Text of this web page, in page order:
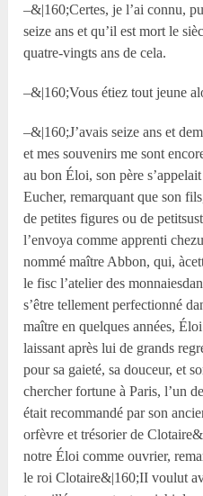
–&|160;Certes, je l’ai connu,
seize ans et qu’il est mort le
quatre-vingts ans de cela.
–&|160;Vous étiez tout jeune
–&|160;J’avais seize ans et
et mes souvenirs me sont
au bon Éloi, son père
Eucher, remarquant que son
de petites figures ou de
l’envoya comme apprenti
nommé maître Abbon, qui,
le fisc l’atelier des
s’être tellement perfectionné
maître en quelques années,
laissant après lui de grands
pour sa gaieté, sa douceur, et
chercher fortune à Paris, l’un
était recommandé par son
orfèvre et trésorier de
notre Éloi comme ouvrier,
le roi Clotaire&|160;II voulut